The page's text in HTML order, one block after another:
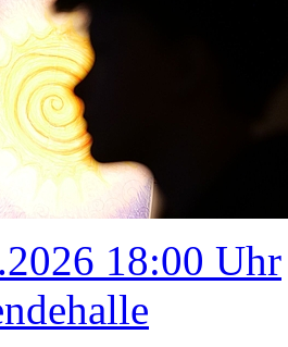
18:00 Uhr